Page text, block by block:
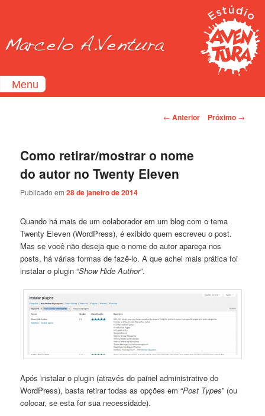
Menu
Quadrinhos
Web.Design
Contato
Navegação de Posts
← Anterior Próximo →
Como retirar/mostrar o nome
do autor no Twenty Eleven
Publicado em28 de janeiro de 2014
Quando há mais de um colaborador em um blog com o tema
Twenty Eleven (WordPress), é exibido quem escreveu o post.
Mas se você não deseja que o nome do autor apareça nos
posts, há várias formas de fazê-lo. A que achei mais prática foi
instalar o plugin “Show Hide Author”.
Após instalar o plugin (através do painel administrativo do
WordPress), basta retirar todas as opções em “Post Types” (ou
colocar, se esta for sua necessidade).